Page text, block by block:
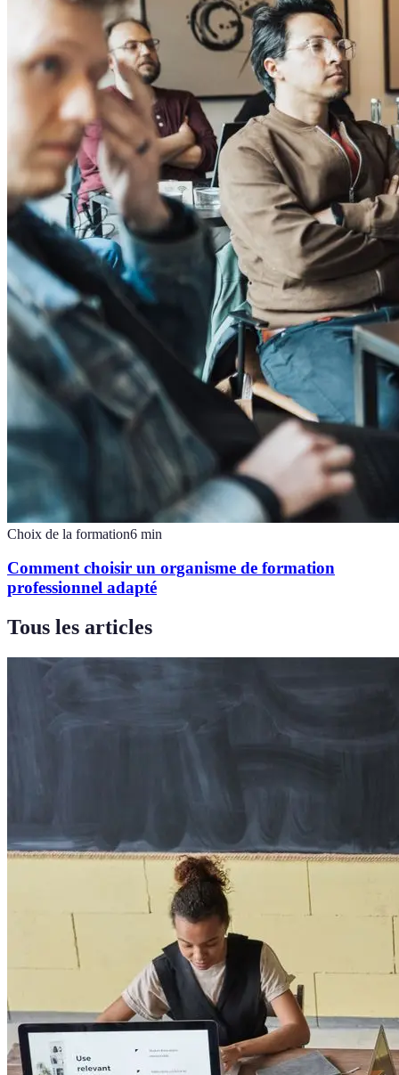
Choix de la formation6 min
Comment choisir un organisme de formation
professionnel adapté
Tous les articles